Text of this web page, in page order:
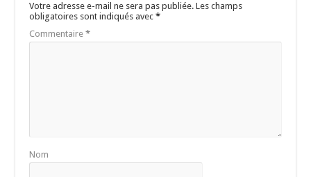
Votre adresse e-mail ne sera pas publiée. Les champs
obligatoires sont indiqués avec*
Commentaire*
Nom